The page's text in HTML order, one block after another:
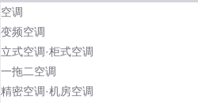
空调
变频空调
立式空调·柜式空调
一拖二空调
精密空调·机房空调